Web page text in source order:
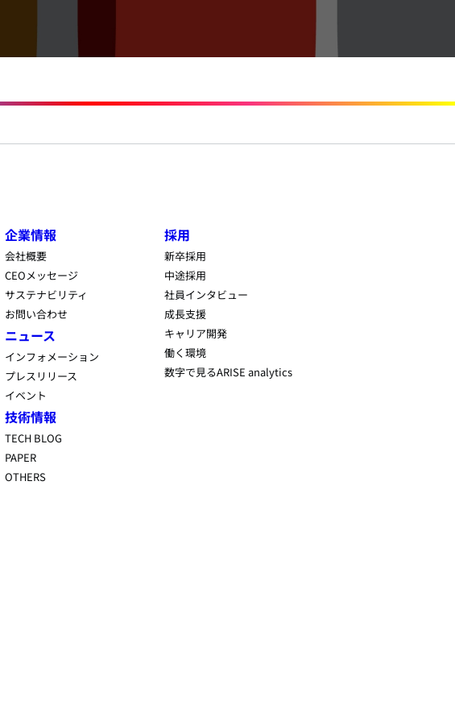
企業情報
会社概要
CEOメッセージ
サステナビリティ
お問い合わせ
ニュース
インフォメーション
プレスリリース
イベント
技術情報
TECH BLOG
PAPER
OTHERS
採用
新卒採用
中途採用
社員インタビュー
成長支援
キャリア開発
働く環境
数字で見るARISE analytics